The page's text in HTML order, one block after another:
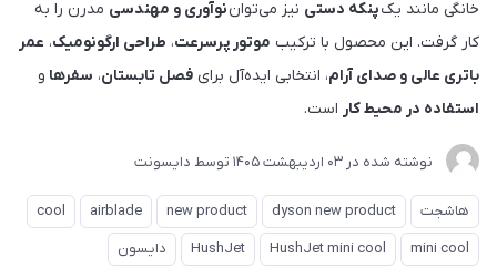
خانگی مانند یکپنکه دستی نیز می‌تواننوآوری و مهندسی مدرن را به
کار گرفت. این محصول با ترکیب موتور پرسرعت، طراحی ارگونومیک، عمر
باتری عالی و صدای آرام، انتخابی ایده‌آل برای فصل تابستان، سفرها و
استفاده در محیط کار است.
نوشته شده در 03 ارديبهشت 1405 توسط دایسونت
هاشجت dyson new product
new product
airblade
cool
mini cool
HushJet mini cool
HushJet دایسون